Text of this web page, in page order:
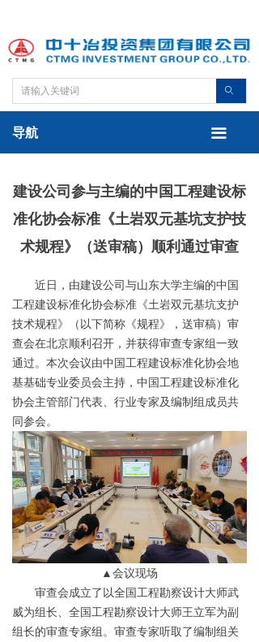
ꄙ
끀
关于我们
新闻中心
党建工作
安全生产
企业文化
导航
近日，由建设公司与山东大学主编的中国
工程建设标准化协会标准《土岩双元基坑支护
技术规程》（以下简称《规程》，送审稿）审
查会在北京顺利召开，并获得审查专家组一致
通过。本次会议由中国工程建设标准化协会地
基基础专业委员会主持，中国工程建设标准化
协会主管部门代表、行业专家及编制组成员共
同参会。
▲会议现场
审查会成立了以全国工程勘察设计大师武
威为组长、全国工程勘察设计大师王立军为副
组长的审查专家组。审查专家听取了编制组关
建设公司参与主编的中国工程建设标
准化协会标准《土岩双元基坑支护技
术规程》（送审稿）顺利通过审查